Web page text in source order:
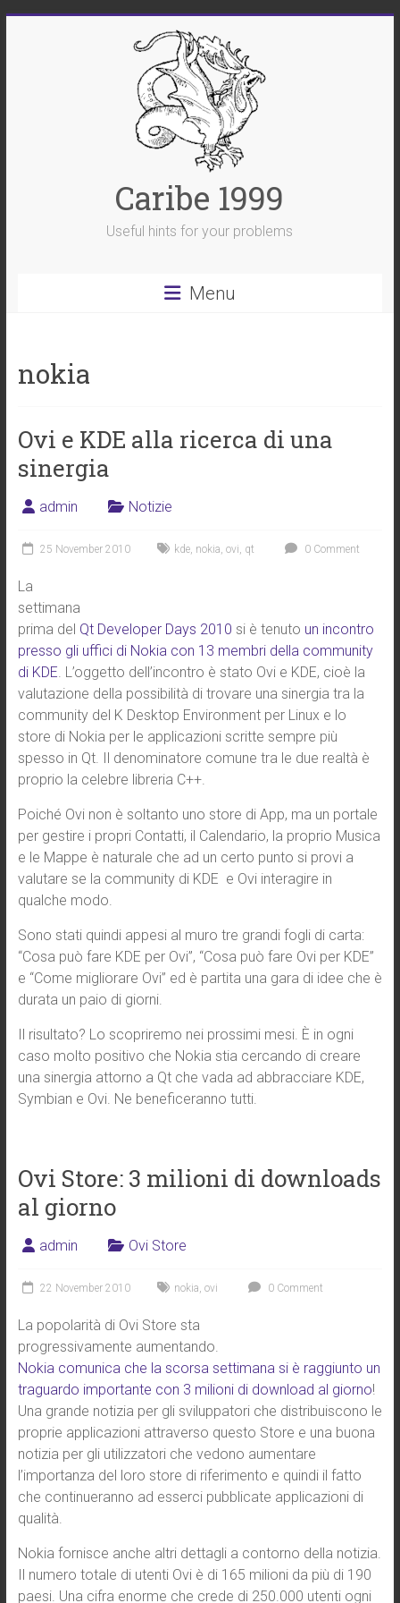
Caribe 1999
Useful hints for your problems
Menu
nokia
Ovi e KDE alla ricerca di una
sinergia
admin Notizie
25 November 2010 kde, nokia, ovi, qt 0 Comment
La
settimana
prima del Qt Developer Days 2010 si è tenuto un incontro
presso gli uffici di Nokia con 13 membri della community
di KDE. L’oggetto dell’incontro è stato Ovi e KDE, cioè la
valutazione della possibilità di trovare una sinergia tra la
community del K Desktop Environment per Linux e lo
store di Nokia per le applicazioni scritte sempre più
spesso in Qt. Il denominatore comune tra le due realtà è
proprio la celebre libreria C++.
Poiché Ovi non è soltanto uno store di App, ma un portale
per gestire i propri Contatti, il Calendario, la proprio Musica
e le Mappe è naturale che ad un certo punto si provi a
valutare se la community di KDE e Ovi interagire in
qualche modo.
Sono stati quindi appesi al muro tre grandi fogli di carta:
“Cosa può fare KDE per Ovi”, “Cosa può fare Ovi per KDE”
e “Come migliorare Ovi” ed è partita una gara di idee che è
durata un paio di giorni.
Il risultato? Lo scopriremo nei prossimi mesi. È in ogni
caso molto positivo che Nokia stia cercando di creare
una sinergia attorno a Qt che vada ad abbracciare KDE,
Symbian e Ovi. Ne beneficeranno tutti.
Ovi Store: 3 milioni di downloads
al giorno
admin Ovi Store
22 November 2010 nokia, ovi 0 Comment
La popolarità di Ovi Store sta
progressivamente aumentando.
Nokia comunica che la scorsa settimana si è raggiunto un
traguardo importante con 3 milioni di download al giorno!
Una grande notizia per gli sviluppatori che distribuiscono le
proprie applicazioni attraverso questo Store e una buona
notizia per gli utilizzatori che vedono aumentare
l’importanza del loro store di riferimento e quindi il fatto
che continueranno ad esserci pubblicate applicazioni di
qualità.
Nokia fornisce anche altri dettagli a contorno della notizia.
Il numero totale di utenti Ovi è di 165 milioni da più di 190
paesi. Una cifra enorme che crede di 250.000 utenti ogni